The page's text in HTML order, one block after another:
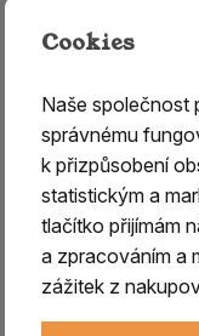
Rychlozápalný
všechny, kdo
vykuřování.Díky
zapaluje pomocí
chvíle dosahuje
Cookies
Naše
správnému
k přizpůsobení
statistickým a
tlačítko přijímám
a zpracováním a
zážitek z